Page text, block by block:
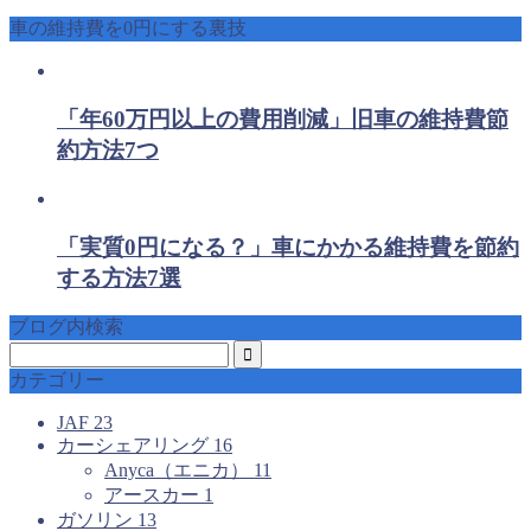
車の維持費を0円にする裏技
「年60万円以上の費用削減」旧車の維持費節
約方法7つ
「実質0円になる？」車にかかる維持費を節約
する方法7選
ブログ内検索
カテゴリー
JAF 23
カーシェアリング 16
Anyca（エニカ） 11
アースカー 1
ガソリン 13